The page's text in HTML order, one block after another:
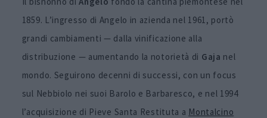
1859. L’ingresso di Angelo in azienda nel 1961, portò
grandi cambiamenti — dalla vinificazione alla
distribuzione — aumentando la notorietà di Gaja nel
mondo. Seguirono decenni di successi, con un focus
sul Nebbiolo nei suoi Barolo e Barbaresco, e nel 1994
l’acquisizione di Pieve Santa Restituta a Montalcino